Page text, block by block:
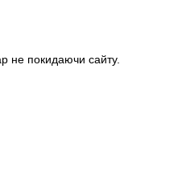
не покидаючи сайту.